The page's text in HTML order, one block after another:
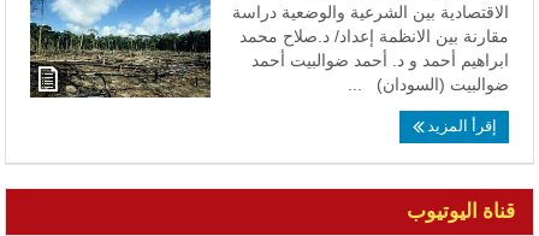
الاقتصادية بين الشرعية والوضعية دراسة
مقارنة بين الانظمة إعداد/ د.صلاح محمد
ابراهيم أحمد و د. أحمد ضوالبيت أحمد
ضوالبيت (السودان) ...
إقرأ المزيد
قناة اليوتيوب